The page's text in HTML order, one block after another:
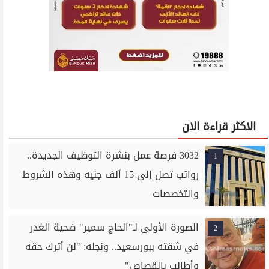
الاكثر قراءة الان
1
3032 فرصة عمل بنشرة التوظيف الجديدة..
رواتب تصل إلى 15 ألف جنيه وهذه الشروط
والتخصصات
2
الصورة الأولى لـ"الحاج سمير" ضحية الغدر
في شقته ببورسعيد.. ونجله: "لن أترك حقه